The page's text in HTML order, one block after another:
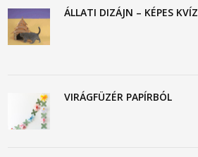
ÁLLATI DIZÁJN – KÉPES KVÍZ
VIRÁGFÜZÉR PAPÍRBÓL